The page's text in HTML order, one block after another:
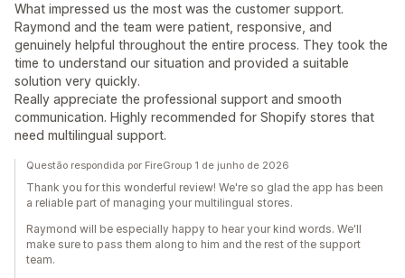
What impressed us the most was the customer support.
Raymond and the team were patient, responsive, and
genuinely helpful throughout the entire process. They took the
time to understand our situation and provided a suitable
solution very quickly.
Really appreciate the professional support and smooth
communication. Highly recommended for Shopify stores that
need multilingual support.
Questão respondida por FireGroup 1 de junho de 2026
Thank you for this wonderful review! We're so glad the app has been
a reliable part of managing your multilingual stores.
Raymond will be especially happy to hear your kind words. We'll
make sure to pass them along to him and the rest of the support
team.